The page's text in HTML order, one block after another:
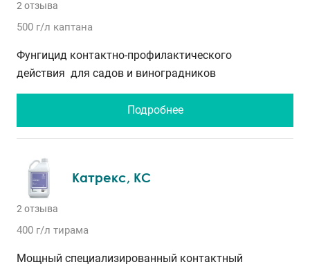
2 отзыва
500 г/л каптана
Фунгицид контактно-профилактического
действия для садов и виноградников
Подробнее
Катрекс, КС
2 отзыва
400 г/л тирама
Мощный специализированный контактный